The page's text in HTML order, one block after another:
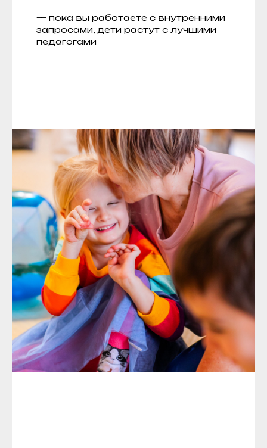
— пока вы работаете с внутренними
запросами, дети растут с лучшими
педагогами